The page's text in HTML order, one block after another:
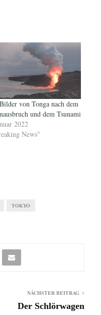
von Tonga nach dem
und dem Tsunami
2022
News"
TOKYO
NÄCHSTER BEITRAG
Der Schlörwagen